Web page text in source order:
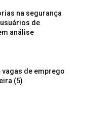
na segurança
de
análise
de emprego
(5)